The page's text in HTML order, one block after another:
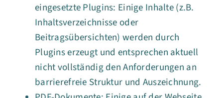
eingesetzte Plugins: Einige Inhalte (z.B.
Inhaltsverzeichnisse oder
Beitragsübersichten) werden durch
Plugins erzeugt und entsprechen aktuell
nicht vollständig den Anforderungen an
barrierefreie Struktur und Auszeichnung.